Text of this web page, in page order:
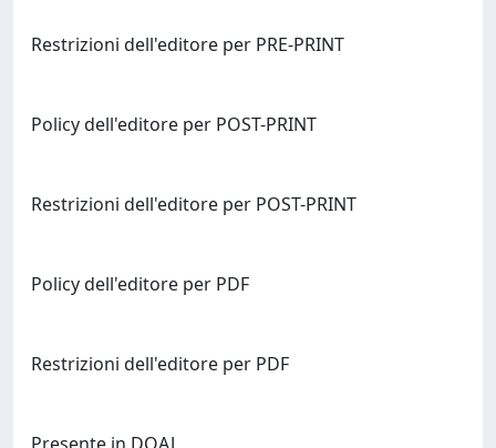
Restrizioni dell'editore per PRE-PRINT
Policy dell'editore per POST-PRINT
Restrizioni dell'editore per POST-PRINT
Policy dell'editore per PDF
Restrizioni dell'editore per PDF